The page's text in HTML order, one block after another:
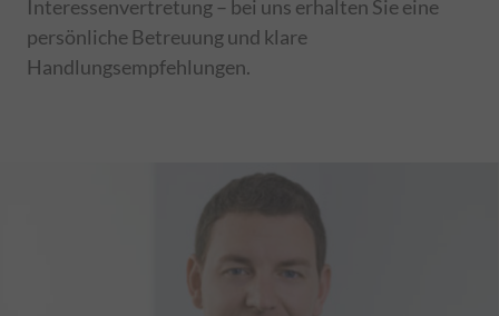
Interessenvertretung – bei uns erhalten Sie eine
persönliche Betreuung und klare
Handlungsempfehlungen.